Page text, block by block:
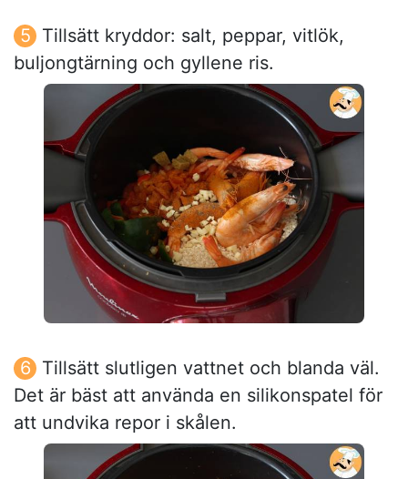
Tillsätt kryddor: salt, peppar, vitlök,
buljongtärning och gyllene ris.
Tillsätt slutligen vattnet och blanda väl.
Det är bäst att använda en silikonspatel för
att undvika repor i skålen.